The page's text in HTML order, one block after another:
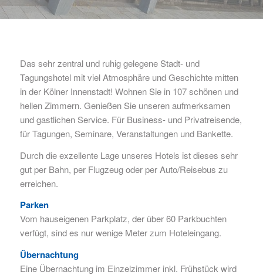
Das sehr zentral und ruhig gelegene Stadt- und
Tagungshotel mit viel Atmosphäre und Geschichte mitten
in der Kölner Innenstadt! Wohnen Sie in 107 schönen und
hellen Zimmern. Genießen Sie unseren aufmerksamen
und gastlichen Service. Für Business- und Privatreisende,
für Tagungen, Seminare, Veranstaltungen und Bankette.
Durch die exzellente Lage unseres Hotels ist dieses sehr
gut per Bahn, per Flugzeug oder per Auto/Reisebus zu
erreichen.
Parken
Vom hauseigenen Parkplatz, der über 60 Parkbuchten
verfügt, sind es nur wenige Meter zum Hoteleingang.
Übernachtung
Eine Übernachtung im Einzelzimmer inkl. Frühstück wird